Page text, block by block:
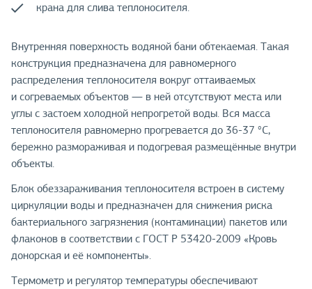
крана для слива теплоносителя.
Внутренняя поверхность водяной бани обтекаемая. Такая
конструкция предназначена для равномерного
распределения теплоносителя вокруг оттаиваемых
и согреваемых объектов — в ней отсутствуют места или
углы с застоем холодной непрогретой воды. Вся масса
теплоносителя равномерно прогревается до 36-37 °С,
бережно размораживая и подогревая размещённые внутри
объекты.
Блок обеззараживания теплоносителя встроен в систему
циркуляции воды и предназначен для снижения риска
бактериального загрязнения (контаминации) пакетов или
флаконов в соответствии с ГОСТ Р 53420-2009 «Кровь
донорская и её компоненты».
Термометр и регулятор температуры обеспечивают